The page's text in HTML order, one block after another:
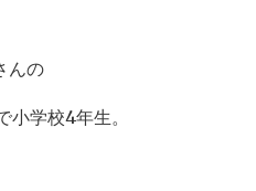
んの
小学校4年生。